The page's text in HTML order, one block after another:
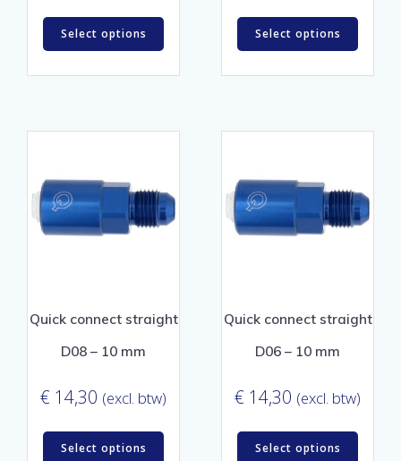
Select options Select options
Quick connect straight
D08 – 10 mm
€ 14,30 (excl. btw)
Select options
Quick connect straight
D06 – 10 mm
€ 14,30 (excl. btw)
Select options